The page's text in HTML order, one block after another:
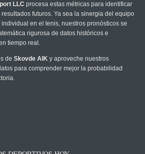
LLC procesa estas métricas para identificar
futuros. Ya sea la sinergia del equipo
en el tenis, nuestros pronósticos se
rigurosa de datos históricos e
tiempo real.
de Skovde AIKy aproveche nuestros
para comprender mejor la probabilidad